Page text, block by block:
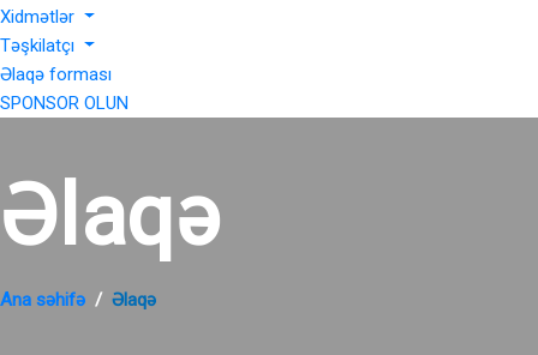
Xidmətlər
Təşkilatçı
Əlaqə forması
SPONSOR OLUN
Əlaqə
Ana səhifə Əlaqə